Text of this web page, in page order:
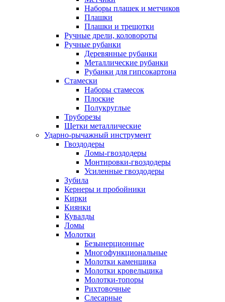
Наборы плашек и метчиков
Плашки
Плашки и трещотки
Ручные дрели, коловороты
Ручные рубанки
Деревянные рубанки
Металлические рубанки
Рубанки для гипсокартона
Стамески
Наборы стамесок
Плоские
Полукруглые
Труборезы
Щетки металлические
Ударно-рычажный инструмент
Гвоздодеры
Ломы-гвоздодеры
Монтировки-гвоздодеры
Усиленные гвоздодеры
Зубила
Кернеры и пробойники
Кирки
Киянки
Кувалды
Ломы
Молотки
Безынерционные
Многофункциональные
Молотки каменщика
Молотки кровельщика
Молотки-топоры
Рихтовочные
Слесарные